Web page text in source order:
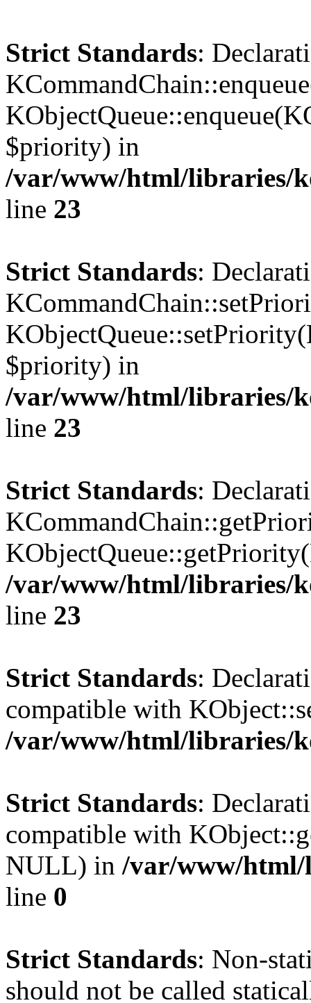
Strict Standards:
$priority) in
/var/www/html/libraries/
line 23
Strict Standards:
$priority) in
/var/www/html/libraries/
line 23
Strict Standards:
/var/www/html/libraries/
line 23
Strict Standards:
compatible with
/var/www/html/libraries/
Strict Standards:
compatible with
NULL) in /var/www/
line 0
Strict Standards: Non-
should not be called